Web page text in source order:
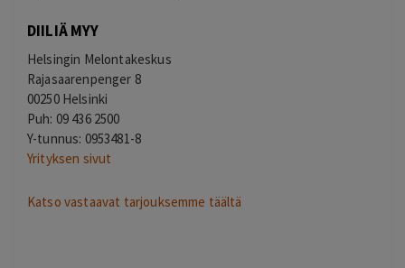
DIILIÄ MYY
Helsingin Melontakeskus
Rajasaarenpenger 8
00250 Helsinki
Puh: 09 436 2500
Y-tunnus: 0953481-8
Yrityksen sivut
Katso vastaavat tarjouksemme täältä